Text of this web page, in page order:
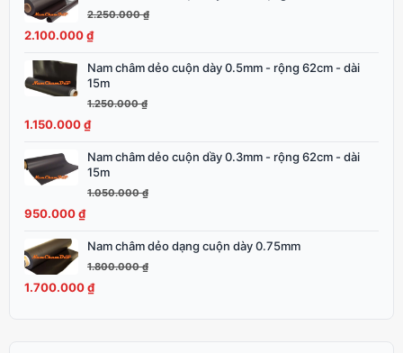
2.250.000₫
gốc
là:
2.100.000₫
hiện
tại
2.100.000 ₫.Nam châm dẻo cuộn dày 0.5mm - rộng 62cm - dài
15m
1.250.000₫
Giá
gốc
1.250.000 ₫.
1.150.000₫
Giá
hiện
là:
Nam châm dẻo cuộn dầy 0.3mm - rộng 62cm - dài
15m
1.050.000₫
Giá
gốc
1.050.000 ₫.
950.000₫
Giá
hiện
là:
950.000 ₫.
Nam châm dẻo dạng cuộn dày 0.75mm
1.800.000₫
Giá
gốc
là:
1.700.000₫
Giá
hiện
tại